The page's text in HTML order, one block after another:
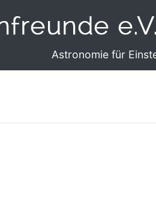
Astronomie für